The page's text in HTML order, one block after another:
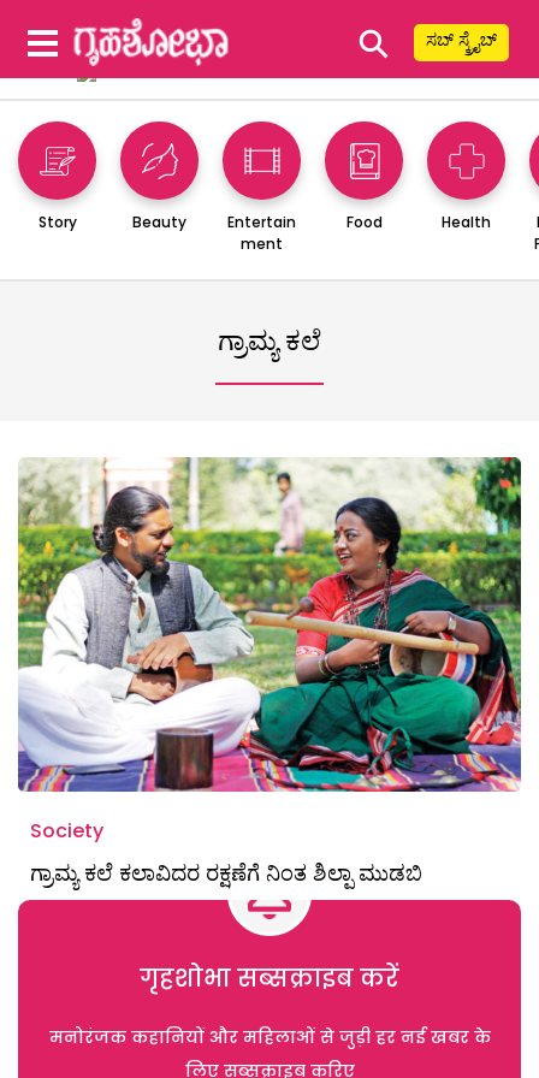
⚲ ಸಬ್ ಸ್ಕ್ರೈಬ್
Story Beauty
Entertain
ment
Food Health
ಗ್ರಾಮ್ಯ ಕಲೆ
Society
ಗ್ರಾಮ್ಯ ಕಲೆ ಕಲಾವಿದರ ರಕ್ಷಣೆಗೆ ನಿಂತ ಶಿಲ್ಪಾ ಮುಡಬಿ
गृहशोभा सब्सक्राइब करें
मनोरंजक कहानियों और महिलाओं से जुड़ी हर नई खबर के
लिए सब्सक्राइब करिए